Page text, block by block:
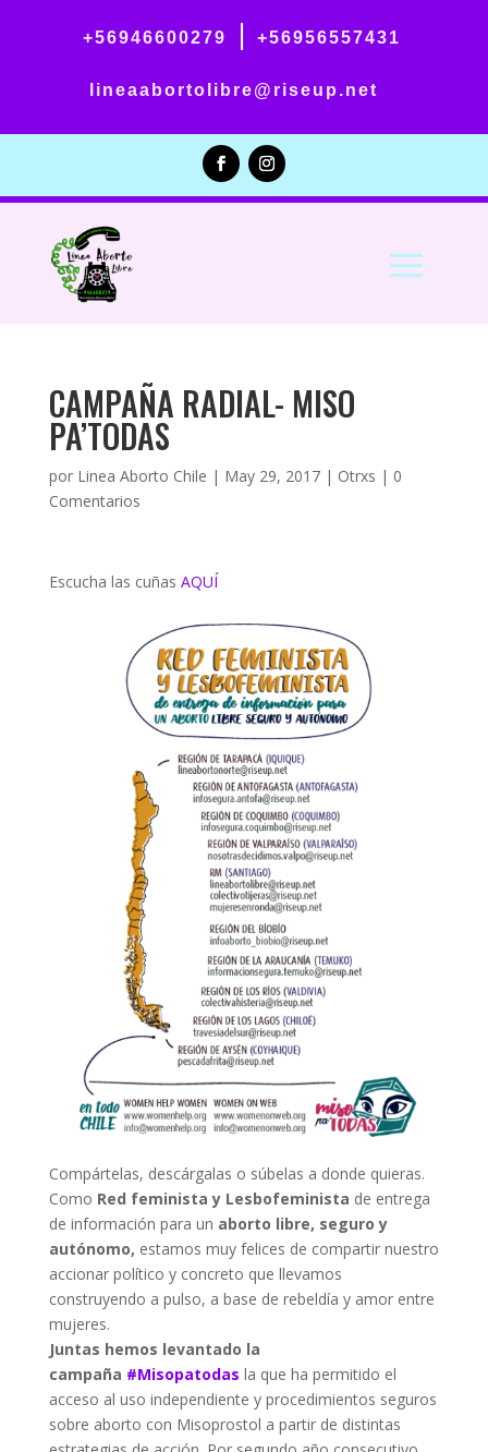
+56946600279 | +56956557431
lineaabortolibre@riseup.net
CAMPAÑA RADIAL- MISO
PA’TODAS
por Linea Aborto Chile | May 29, 2017| Otrxs | 0
Comentarios
Escucha las cuñas AQUÍ
Compártelas, descárgalas o súbelas a donde quieras.
Como Red feminista y Lesbofeminista de entrega
de información para un aborto libre, seguro y
autónomo, estamos muy felices de compartir nuestro
accionar político y concreto que llevamos
construyendo a pulso, a base de rebeldía y amor entre
mujeres.
Juntas hemos levantado la
campaña #Misopatodas la que ha permitido el
acceso al uso independiente y procedimientos seguros
sobre aborto con Misoprostol a partir de distintas